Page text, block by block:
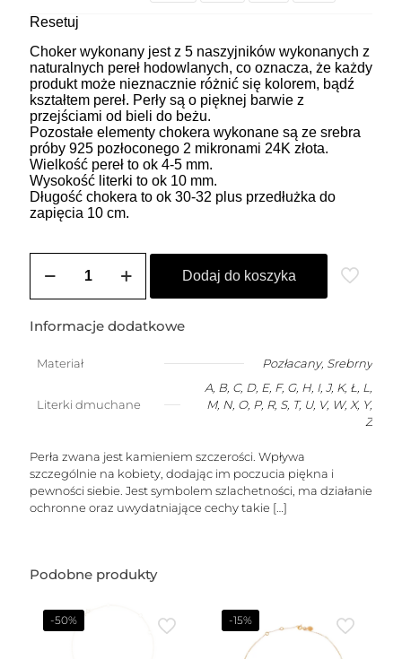
Resetuj
Choker wykonany jest z 5 naszyjników wykonanych z
naturalnych pereł hodowlanych, co oznacza, że każdy
produkt może nieznacznie różnić się kolorem, bądź
kształtem pereł. Perły są o pięknej barwie z
przejściami od bieli do beżu.
Pozostałe elementy chokera wykonane są ze srebra
próby 925 pozłoconego 2 mikronami 24K złota.
Wielkość pereł to ok 4-5 mm.
Wysokość literki to ok 10 mm.
Długość chokera to ok 30-32 plus przedłużka do
zapięcia 10 cm.
Choker
(perły
rzędów)
Dodaj do koszyka
Informacje dodatkowe
Materiał Pozłacany, Srebrny
Literki dmuchane
A, B, C, D, E, F, G, H, I, J, K, Ł, L,
M, N, O, P, R, S, T, U, V, W, X, Y,
Z
Perła zwana jest kamieniem szczerości. Wpływa
szczególnie na kobiety, dodając im poczucia piękna i
pewności siebie. Jest symbolem szlachetności, ma działanie
ochronne oraz uwydatniające cechy takie […]
Podobne produkty
-50% -15%